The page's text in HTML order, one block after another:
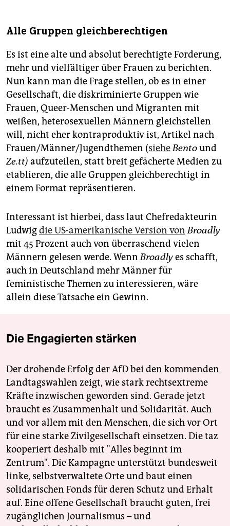
Alle Gruppen gleichberechtigen
Es ist eine alte und absolut berechtigte Forderung,
mehr und vielfältiger über Frauen zu berichten.
Nun kann man die Frage stellen, ob es in einer
Gesellschaft, die diskriminierte Gruppen wie
Frauen, Queer-Menschen und Migranten mit
weißen, heterosexuellen Männern gleichstellen
will, nicht eher kontraproduktiv ist, Artikel nach
Frauen/Männer/Jugendthemen (sieheBentound
Ze.tt) aufzuteilen, statt breit gefächerte Medien zu
etablieren, die alle Gruppen gleichberechtigt in
einem Format repräsentieren.
Interessant ist hierbei, dass laut Chefredakteurin
Ludwigdie US-amerikanische Version von Broadly
mit 45 Prozent auch von überraschend vielen
Männern gelesen werde. WennBroadlyes schafft,
auch in Deutschland mehr Männer für
feministische Themen zu interessieren, wäre
allein diese Tatsache ein Gewinn.
Die Engagierten stärken
Der drohende Erfolg der AfD bei den kommenden
Landtagswahlen zeigt, wie stark rechtsextreme
Kräfte inzwischen geworden sind. Gerade jetzt
braucht es Zusammenhalt und Solidarität. Auch
und vor allem mit den Menschen, die sich vor Ort
für eine starke Zivilgesellschaft einsetzen. Die taz
kooperiert deshalb mit "Alles beginnt im
Zentrum". Die Kampagne unterstützt bundesweit
linke, selbstverwaltete Orte und baut einen
solidarischen Fonds für deren Schutz und Erhalt
auf. Eine offene Gesellschaft braucht guten, frei
zugänglichen Journalismus – und